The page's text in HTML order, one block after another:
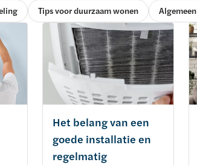
Tips voor duurzaam wonen Algemeen
Het belang van een
goede installatie en
regelmatig